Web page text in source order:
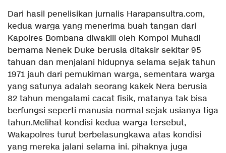
Dari hasil penelisikan jurnalis Harapansultra.com,
kedua warga yang menerima buah tangan dari
Kapolres Bombana diwakili oleh Kompol Muhadi
bernama Nenek Duke berusia ditaksir sekitar 95
tahuan dan menjalani hidupnya selama sejak tahun
1971 jauh dari pemukiman warga, sementara warga
yang satunya adalah seorang kakek Nera berusia
82 tahun mengalami cacat fisik, matanya tak bisa
berfungsi seperti manusia normal sejak usianya tiga
tahun.Melihat kondisi kedua warga tersebut,
Wakapolres turut berbelasungkawa atas kondisi
yang mereka jalani selama ini. pihaknya juga